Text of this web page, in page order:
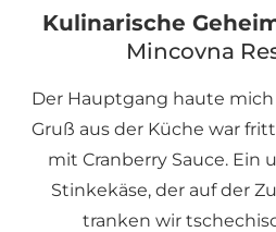
Kulinarische
Mincovna
Der Hauptgang haute mich
Gruß aus der Küche war
mit Cranberry Sauce. Ein
Stinkekäse, der auf der
tranken wir